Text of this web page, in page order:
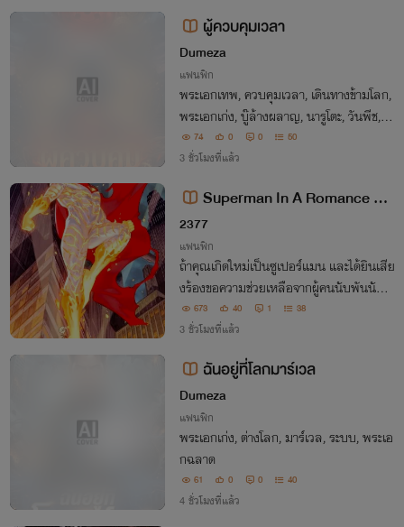
ผู้ควบคุมเวลา
Dumeza
แฟนฟิก
พระเอกเทพ, ควบคุมเวลา, เดินทางข้ามโลก,
พระเอกเก่ง, บู๊ล้างผลาญ, นารูโตะ, วันพีช, บ
รีช, เฟรี่เทล, พระเอกเทพทรู, พระเอกOP
74 0 0 50
3 ชั่วโมงที่แล้ว
Superman In A Romance Ani
me [นิยายแปล]
2377
แฟนฟิก
ถ้าคุณเกิดใหม่เป็นซูเปอร์แมน และได้ยินเสีย
งร้องขอความช่วยเหลือจากผู้คนนับพันนับล้
านทุกวัน คุณจะเพิกเฉยหรือจะลุกขึ้นมาเผชิ
ญกับภารกิจนี้ทั้งที่รู้ว่าจะมีอุปสรรคมากมาย
รออยู่ข้างหน้า ?
673 40 1 38
3 ชั่วโมงที่แล้ว
ฉันอยู่ที่โลกมาร์เวล
Dumeza
แฟนฟิก
พระเอกเก่ง, ต่างโลก, มาร์เวล, ระบบ, พระเอ
กฉลาด
61 0 0 40
4 ชั่วโมงที่แล้ว